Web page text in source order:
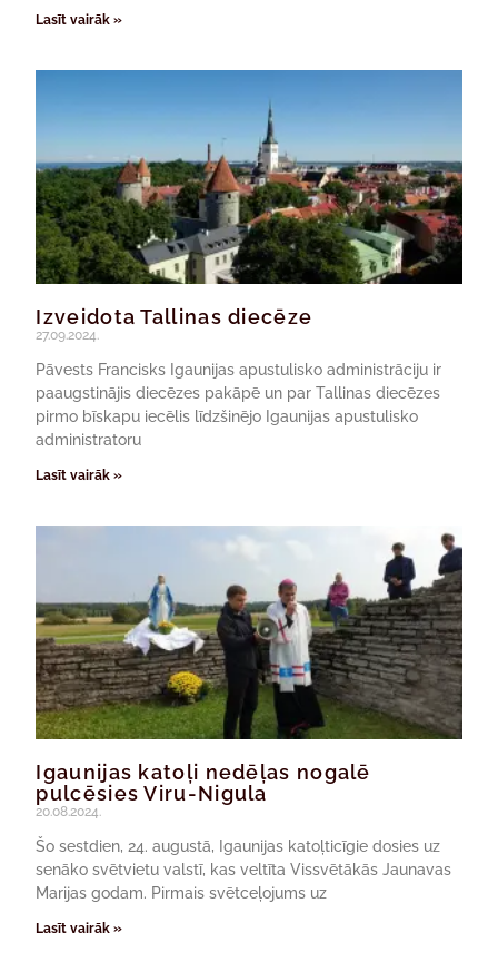
Lasīt vairāk »
Izveidota Tallinas diecēze
27.09.2024.
Pāvests Francisks Igaunijas apustulisko administrāciju ir
paaugstinājis diecēzes pakāpē un par Tallinas diecēzes
pirmo bīskapu iecēlis līdzšinējo Igaunijas apustulisko
administratoru
Lasīt vairāk »
Igaunijas katoļi nedēļas nogalē
pulcēsies Viru-Nigula
20.08.2024.
Šo sestdien, 24. augustā, Igaunijas katoļticīgie dosies uz
senāko svētvietu valstī, kas veltīta Vissvētākās Jaunavas
Marijas godam. Pirmais svētceļojums uz
Lasīt vairāk »